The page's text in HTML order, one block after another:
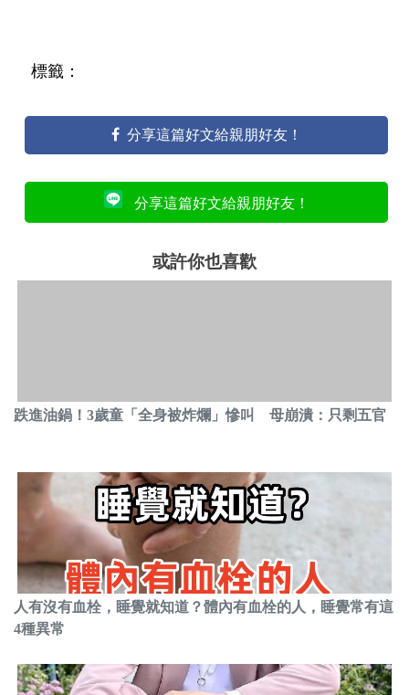
標籤：
分享這篇好文給親朋好友！
分享這篇好文給親朋好友！
或許你也喜歡
跌進油鍋！3歲童「全身被炸爛」慘叫 母崩潰：只剩五官
人有沒有血栓，睡覺就知道？體內有血栓的人，睡覺常有這
4種異常